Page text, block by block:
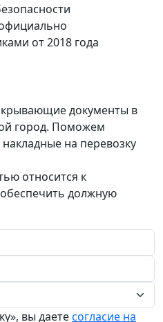
от 2018 года
документы в
город. Поможем
на перевозку
относится к
должную
вы даетесогласие на